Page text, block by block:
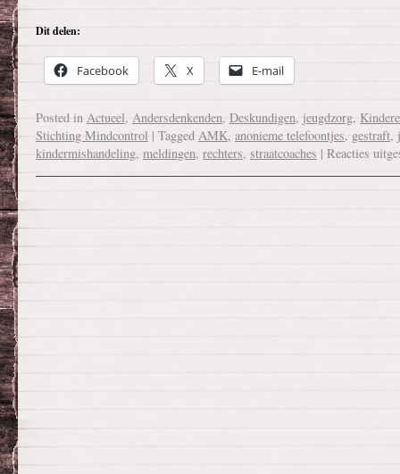
Dit delen:
Facebook X E-mail
Posted in Actueel, Andersdenkenden, Deskundigen, jeugdzorg,
Stichting Mindcontrol | Tagged AMK, anonieme telefoontjes, gestraft,
kindermishandeling, meldingen, rechters, straatcoaches | Reacties